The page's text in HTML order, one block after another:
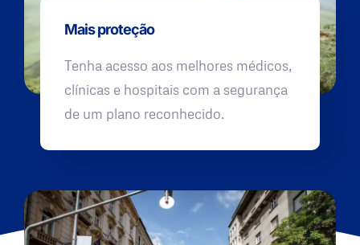
Mais proteção
Tenha acesso aos melhores médicos,
clínicas e hospitais com a segurança
de um plano reconhecido.